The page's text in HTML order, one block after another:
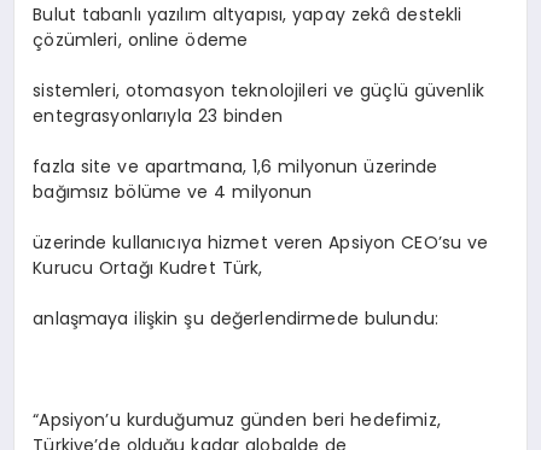
Bulut tabanlı yazılım altyapısı, yapay zekâ destekli
çözümleri, online ödeme
sistemleri, otomasyon teknolojileri ve güçlü güvenlik
entegrasyonlarıyla 23 binden
fazla site ve apartmana, 1,6 milyonun üzerinde
bağımsız bölüme ve 4 milyonun
üzerinde kullanıcıya hizmet veren Apsiyon CEO’su ve
Kurucu Ortağı Kudret Türk,
anlaşmaya ilişkin şu değerlendirmede bulundu:
“Apsiyon’u kurduğumuz günden beri hedefimiz,
Türkiye’de olduğu kadar globalde de